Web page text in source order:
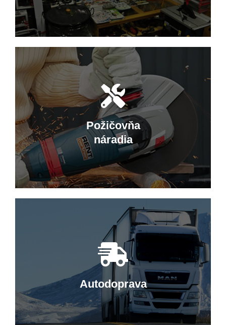
Nakupujte v Technokove
Predajňa v Hriňovej ponúka široký
sortiment ložísk, náradia, farieb a
pracovných odevov.Požičovňa
náradia
Elektrické náradie
Ponúkame kvalitné elektrické a ručné
náradie značiek Makita, Metabo či
Worx.
Autodoprava